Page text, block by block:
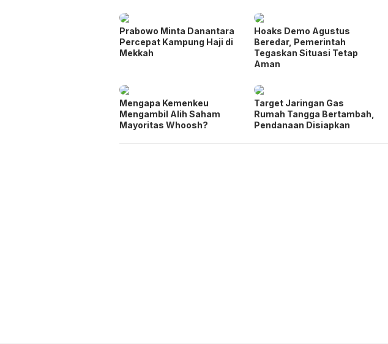
Prabowo Minta Danantara
Percepat Kampung Haji di
Mekkah
Hoaks Demo Agustus
Beredar, Pemerintah
Tegaskan Situasi Tetap
Aman
Mengapa Kemenkeu
Mengambil Alih Saham
Mayoritas Whoosh?
Target Jaringan Gas
Rumah Tangga Bertambah,
Pendanaan Disiapkan